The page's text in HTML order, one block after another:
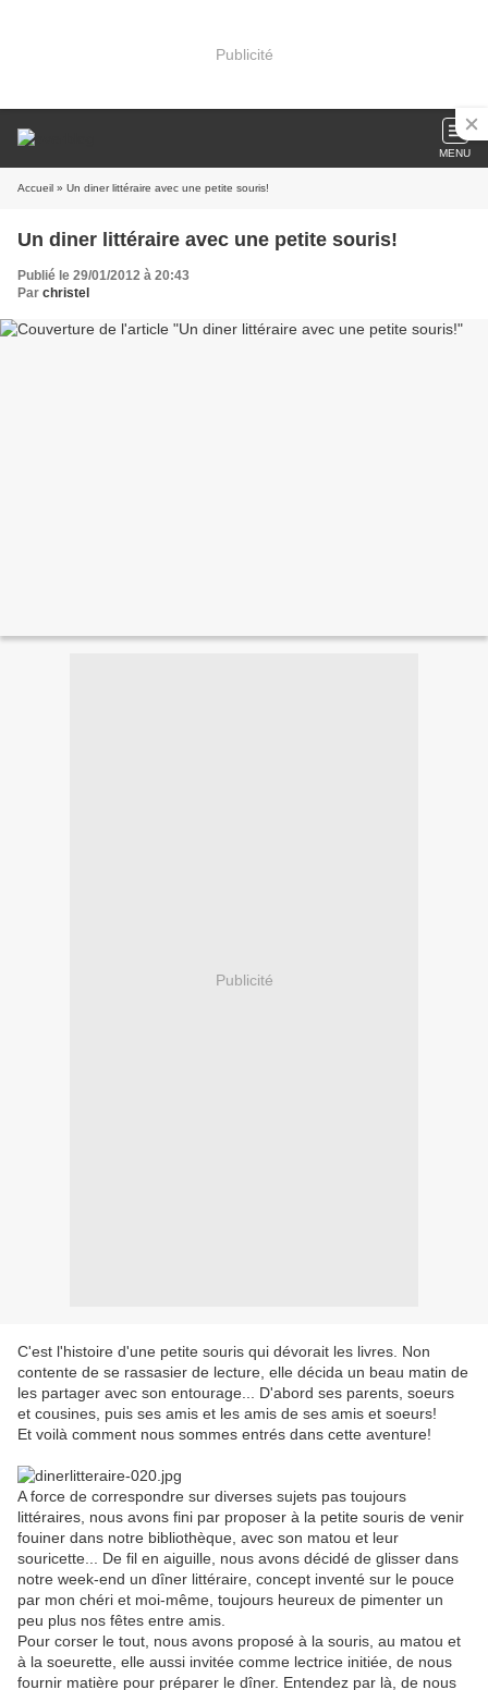
Publicité
MENU
Accueil » Un diner littéraire avec une petite souris!
Un diner littéraire avec une petite souris!
Publié le 29/01/2012 à 20:43
Par christel
Publicité
C'est l'histoire d'une petite souris qui dévorait les livres. Non
contente de se rassasier de lecture, elle décida un beau matin de
les partager avec son entourage... D'abord ses parents, soeurs
et cousines, puis ses amis et les amis de ses amis et soeurs!
Et voilà comment nous sommes entrés dans cette aventure!
A force de correspondre sur diverses sujets pas toujours
littéraires, nous avons fini par proposer à la petite souris de venir
fouiner dans notre bibliothèque, avec son matou et leur
souricette... De fil en aiguille, nous avons décidé de glisser dans
notre week-end un dîner littéraire, concept inventé sur le pouce
par mon chéri et moi-même, toujours heureux de pimenter un
peu plus nos fêtes entre amis.
Pour corser le tout, nous avons proposé à la souris, au matou et
à la soeurette, elle aussi invitée comme lectrice initiée, de nous
fournir matière pour préparer le dîner. Entendez par là, de nous